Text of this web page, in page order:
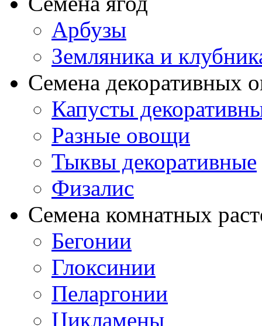
Арбузы
Земляника и
Семена декоративных
Капусты
Разные овощи
Тыквы декоративные
Физалис
Семена комнатных
Бегонии
Глоксинии
Пеларгонии
Цикламены